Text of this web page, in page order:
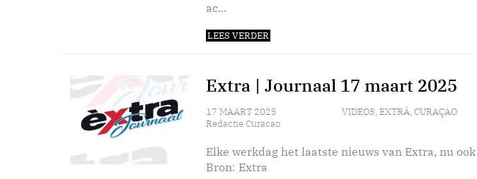
ac...
LEES VERDER
Extra | Journaal 17 maart 2025
17 MAART 2025
Redactie Curacao
VIDEOS, EXTRÁ, CURAÇAO
Elke werkdag het laatste nieuws van Extra, nu
Bron: Extra